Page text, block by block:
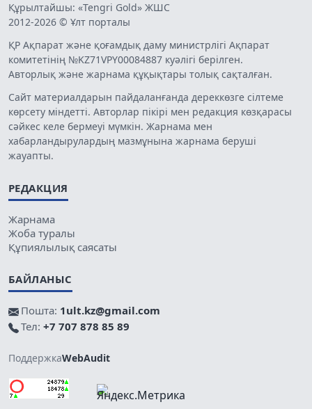
Құрылтайшы: «Tengri Gold» ЖШС
2012-2026 © Ұлт порталы
ҚР Ақпарат және қоғамдық даму министрлігі Ақпарат
комитетінің №KZ71VPY00084887 куәлігі берілген.
Авторлық және жарнама құқықтары толық сақталған.
Сайт материалдарын пайдаланғанда дереккөзге сілтеме
көрсету міндетті. Авторлар пікірі мен редакция көзқарасы
сәйкес келе бермеуі мүмкін. Жарнама мен
хабарландырулардың мазмұнына жарнама беруші
жауапты.
РЕДАКЦИЯ
Жарнама
Жоба туралы
Құпиялылық саясаты
БАЙЛАНЫС
Пошта: 1ult.kz@gmail.com
Тел: +7 707 878 85 89
ПоддержкаWebAudit